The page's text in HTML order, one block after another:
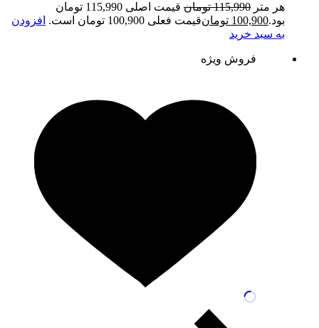
هر متر 115,990 تومان
قیمت اصلی 115,990 تومان
بود.100,900 تومانقیمت فعلی 100,900 تومان است.
افزودن
به سبد خرید
فروش ویژه